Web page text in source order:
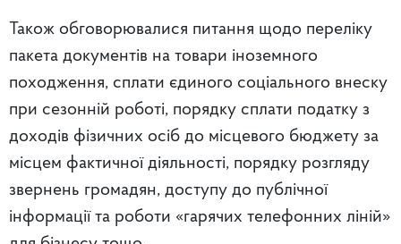
Також обговорювалися питання щодо переліку
пакета документів на товари іноземного
походження, сплати єдиного соціального внеску
при сезонній роботі, порядку сплати податку з
доходів фізичних осіб до місцевого бюджету за
місцем фактичної діяльності, порядку розгляду
звернень громадян, доступу до публічної
інформації та роботи «гарячих телефонних ліній»